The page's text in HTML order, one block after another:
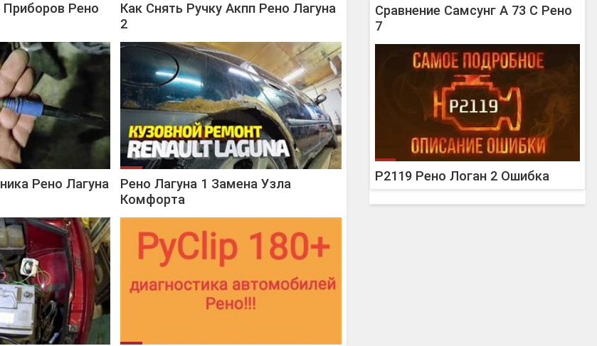
Приборов Рено
Как Снять Ручку Акпп Рено Лагуна
2
Рено Лагуна
Рено Лагуна 1 Замена Узла
Комфорта
Сравнение Самсунг А 73 С Рено
7
P2119 Рено Логан 2 Ошибка